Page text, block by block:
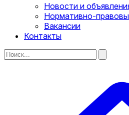
Новости и
Нормативно-
Вакансии
Контакты